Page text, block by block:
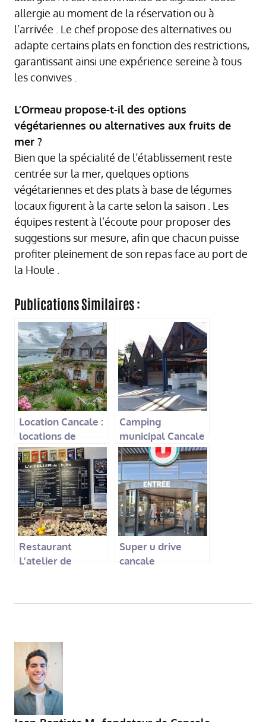
allergie au moment de la réservation ou à
l’arrivée . Le chef propose des alternatives ou
adapte certains plats en fonction des restrictions,
garantissant ainsi une expérience sereine à tous
les convives .
L’Ormeau propose-t-il des options
végétariennes ou alternatives aux fruits de
mer ?
Bien que la spécialité de l’établissement reste
centrée sur la mer, quelques options
végétariennes et des plats à base de légumes
locaux figurent à la carte selon la saison . Les
équipes restent à l’écoute pour proposer des
suggestions sur mesure, afin que chacun puisse
profiter pleinement de son repas face au port de
la Houle .
Publications Similaires :
Location Cancale :
locations de
vacances pour un
séjour inoubliable
Camping
municipal Cancale
: l’esprit vacances
en toute liberté
Restaurant
L’atelier de
Super u drive
cancale